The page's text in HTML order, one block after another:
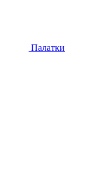
Палатки